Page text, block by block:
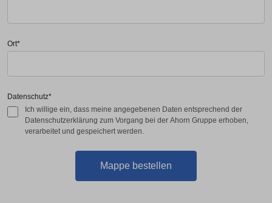
Ort*
Datenschutz*
Ich willige ein, dass meine angegebenen Daten entsprechend der
Datenschutzerklärung zum Vorgang bei der Ahorn Gruppe erhoben,
verarbeitet und gespeichert werden.